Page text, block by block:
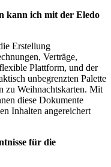
kann ich mit der Eledo
Erstellung
Verträge,
Plattform, und der
unbegrenzten Palette
zu Weihnachtskarten. Mit
diese Dokumente
Inhalten angereichert
für die